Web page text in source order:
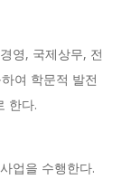
영, 국제상무, 전
여 학문적 발전
한다.
업을 수행한다.